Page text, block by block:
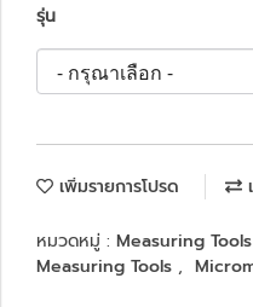
รุ่น
เพิ่มรายการโปรด
หมวดหมู่ : Measuring Tools
Measuring Tools ,